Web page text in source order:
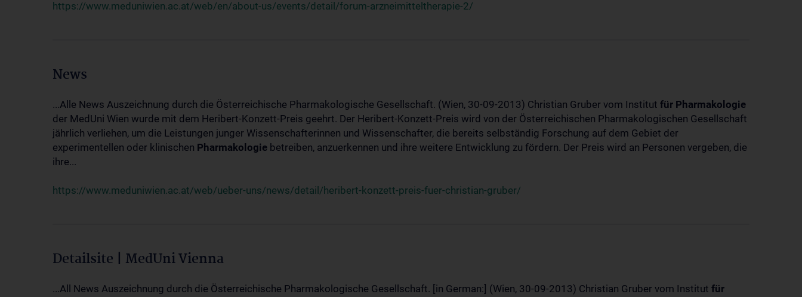
https://www.meduniwien.ac.at/web/en/about-us/events/detail/forum-arzneimitteltherapie-2/
News
...Alle News Auszeichnung durch die Österreichische Pharmakologische Gesellschaft. (Wien, 30-09-2013) Christian Gruber vom Institut für Pharmakologie
der MedUni Wien wurde mit dem Heribert-Konzett-Preis geehrt. Der Heribert-Konzett-Preis wird von der Österreichischen Pharmakologischen Gesellschaft
jährlich verliehen, um die Leistungen junger Wissenschafterinnen und Wissenschafter, die bereits selbständig Forschung auf dem Gebiet der
experimentellen oder klinischen Pharmakologie betreiben, anzuerkennen und ihre weitere Entwicklung zu fördern. Der Preis wird an Personen vergeben, die
ihre...
https://www.meduniwien.ac.at/web/ueber-uns/news/detail/heribert-konzett-preis-fuer-christian-gruber/
Detailsite | MedUni Vienna
...All News Auszeichnung durch die Österreichische Pharmakologische Gesellschaft. [in German:] (Wien, 30-09-2013) Christian Gruber vom Institut für